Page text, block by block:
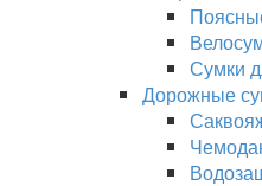
Сумки
Дорожные